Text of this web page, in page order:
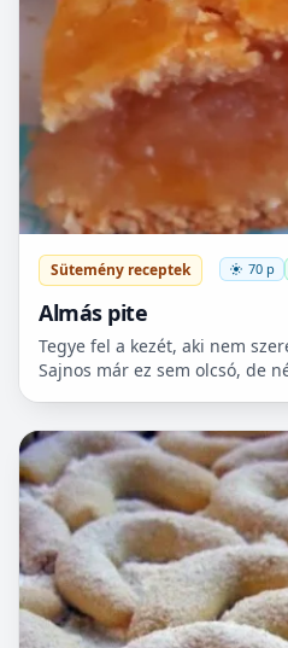
Sütemény receptek 70 p
Almás pite
Tegye fel a kezét, aki nem szereti
Sajnos már ez sem olcsó, de